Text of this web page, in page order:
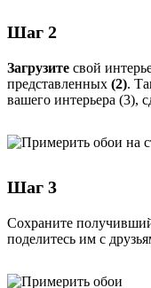
Шаг 2
Загрузите свой
представленных (2).
вашего интерьера (3),
Шаг 3
Сохраните
поделитесь им с